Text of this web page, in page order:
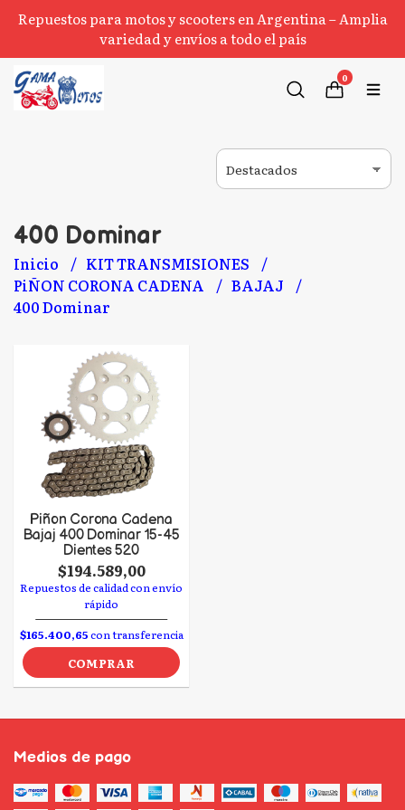
Repuestos para motos y scooters en Argentina – Amplia
variedad y envíos a todo el país
0
400 Dominar
Inicio
KIT TRANSMISIONES
PiÑON CORONA CADENA
BAJAJ
400 Dominar
Piñon Corona Cadena
Bajaj 400 Dominar 15-45
Dientes 520
$194.589,00
Repuestos de calidad con envío
rápido
$165.400,65con transferencia
COMPRAR
Medios de pago